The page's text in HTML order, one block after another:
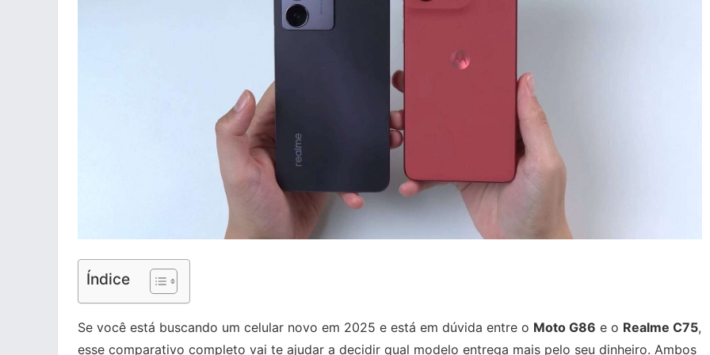
Índice
Se você está buscando um celular novo em 2025 e está em dúvida entre o Moto G86 e o Realme C75,
esse comparativo completo vai te ajudar a decidir qual modelo entrega mais pelo seu dinheiro. Ambos